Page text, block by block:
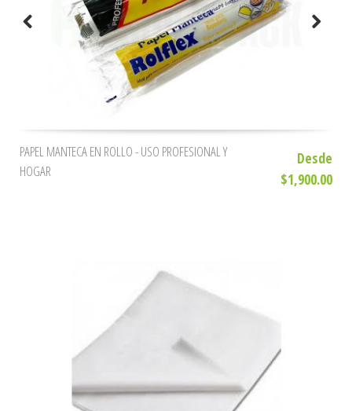
PAPEL MANTECA EN ROLLO - USO PROFESIONAL Y
HOGAR
Desde
$1,900.00